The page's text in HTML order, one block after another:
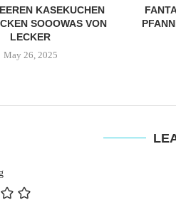
KASEKUCHEN
SOOOWAS VON
LECKER
May 26, 2025